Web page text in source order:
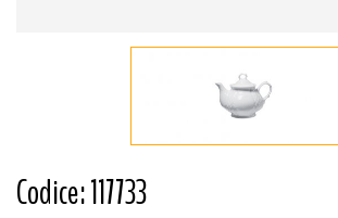
Codice: 117733